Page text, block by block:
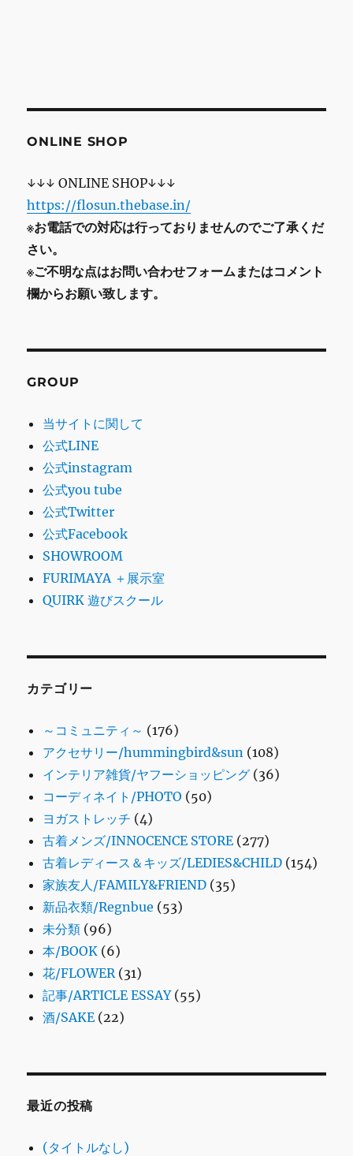
ONLINE SHOP
↓↓↓ ONLINE SHOP↓↓↓
https://flosun.thebase.in/
※お電話での対応は行っておりませんのでご了承くだ
さい。
※ご不明な点はお問い合わせフォームまたはコメント
欄からお願い致します。
GROUP
当サイトに関して
公式LINE
公式instagram
公式you tube
公式Twitter
公式Facebook
SHOWROOM
FURIMAYA ＋展示室
QUIRK 遊びスクール
カテゴリー
～コミュニティ～ (176)
アクセサリー/hummingbird&sun (108)
インテリア雑貨/ヤフーショッピング (36)
コーディネイト/PHOTO (50)
ヨガストレッチ (4)
古着メンズ/INNOCENCE STORE (277)
古着レディース＆キッズ/LEDIES&CHILD (154)
家族友人/FAMILY&FRIEND (35)
新品衣類/Regnbue (53)
未分類 (96)
本/BOOK (6)
花/FLOWER (31)
記事/ARTICLE ESSAY(55)
酒/SAKE (22)
最近の投稿
(タイトルなし)